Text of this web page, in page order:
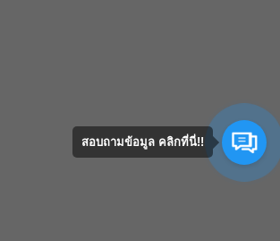
สอบถามข้อมูล คลิกที่นี่!!